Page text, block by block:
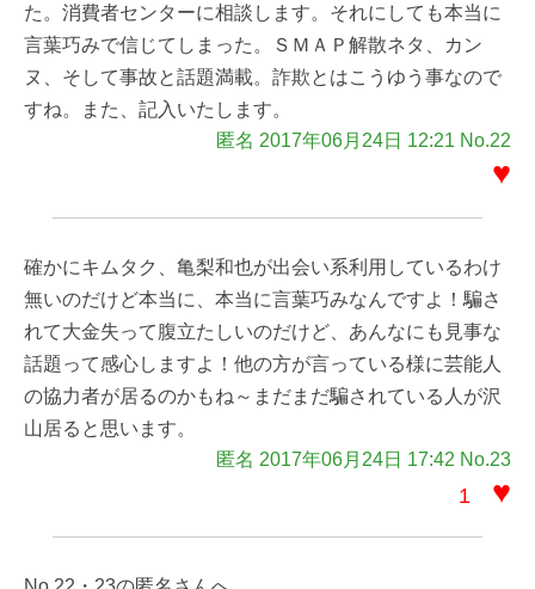
た。消費者センターに相談します。それにしても本当に
言葉巧みで信じてしまった。ＳＭＡＰ解散ネタ、カン
ヌ、そして事故と話題満載。詐欺とはこうゆう事なので
すね。また、記入いたします。
匿名 2017年06月24日 12:21 No.22
♥
確かにキムタク、亀梨和也が出会い系利用しているわけ
無いのだけど本当に、本当に言葉巧みなんですよ！騙さ
れて大金失って腹立たしいのだけど、あんなにも見事な
話題って感心しますよ！他の方が言っている様に芸能人
の協力者が居るのかもね～まだまだ騙されている人が沢
山居ると思います。
匿名 2017年06月24日 17:42 No.23
1 ♥